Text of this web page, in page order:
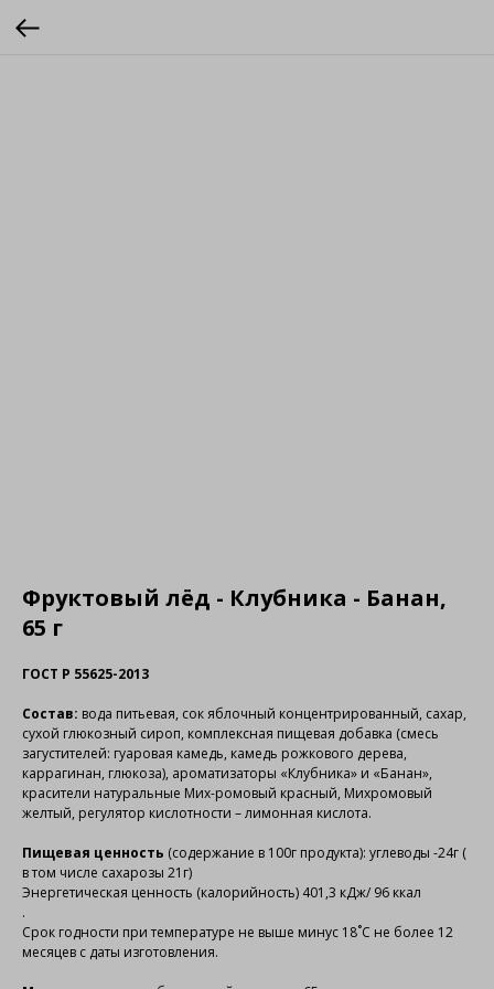
Фруктовый лёд - Клубника - Банан,
65 г
ГОСТ Р 55625-2013
Состав: вода питьевая, сок яблочный концентрированный, сахар,
сухой глюкозный сироп, комплексная пищевая добавка (смесь
загустителей: гуаровая камедь, камедь рожкового дерева,
каррагинан, глюкоза), ароматизаторы «Клубника» и «Банан»,
красители натуральные Мих-ромовый красный, Михромовый
желтый, регулятор кислотности – лимонная кислота.
Пищевая ценность (содержание в 100г продукта): углеводы -24г (
в том числе сахарозы 21г)
Энергетическая ценность (калорийность) 401,3 кДж/ 96 ккал
.
Срок годности при температуре не выше минус 18˚С не более 12
месяцев с даты изготовления.